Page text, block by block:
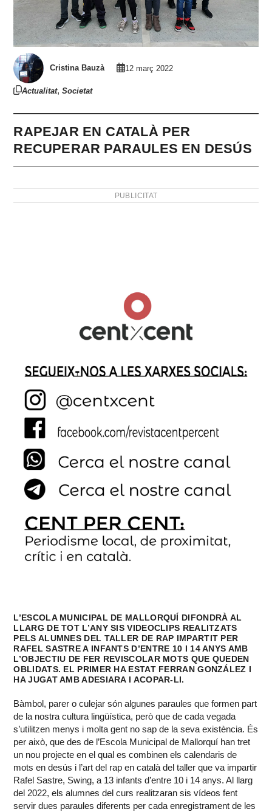
Cristina Bauzà 12 març 2022
Actualitat,Societat
RAPEJAR EN CATALÀ PER
RECUPERAR PARAULES EN DESÚS
PUBLICITAT
L’ESCOLA MUNICIPAL DE MALLORQUÍ DIFONDRÀ AL
LLARG DE TOT L’ANY SIS VIDEOCLIPS REALITZATS
PELS ALUMNES DEL TALLER DE RAP IMPARTIT PER
RAFEL SASTRE A INFANTS D’ENTRE 10 I 14 ANYS AMB
L’OBJECTIU DE FER REVISCOLAR MOTS QUE QUEDEN
OBLIDATS. EL PRIMER HA ESTAT FERRAN GONZÁLEZ I
HA JUGAT AMB ADESIARA I ACOPAR-LI.
Bàmbol, parer o culejar són algunes paraules que formen part
de la nostra cultura lingüística, però que de cada vegada
s’utilitzen menys i molta gent no sap de la seva existència. És
per això, que des de l’Escola Municipal de Mallorquí han tret
un nou projecte en el qual es combinen els calendaris de
mots en desús i l’art del rap en català del taller que va impartir
Rafel Sastre, Swing, a 13 infants d’entre 10 i 14 anys. Al llarg
del 2022, els alumnes del curs realitzaran sis vídeos fent
servir dues paraules diferents per cada enregistrament de les